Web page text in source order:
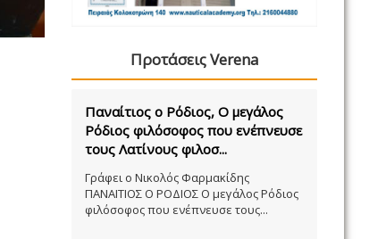
Προτάσεις Verena
Παναίτιος ο Ρόδιος, Ο μεγάλος
Ρόδιος φιλόσοφος που ενέπνευσε
τους Λατίνους φιλοσ...
Γράφει ο Νικολός Φαρμακίδης
ΠΑΝΑΙΤΙΟΣ Ο ΡΟΔΙΟΣ Ο μεγάλος Ρόδιος
φιλόσοφος που ενέπνευσε τους...